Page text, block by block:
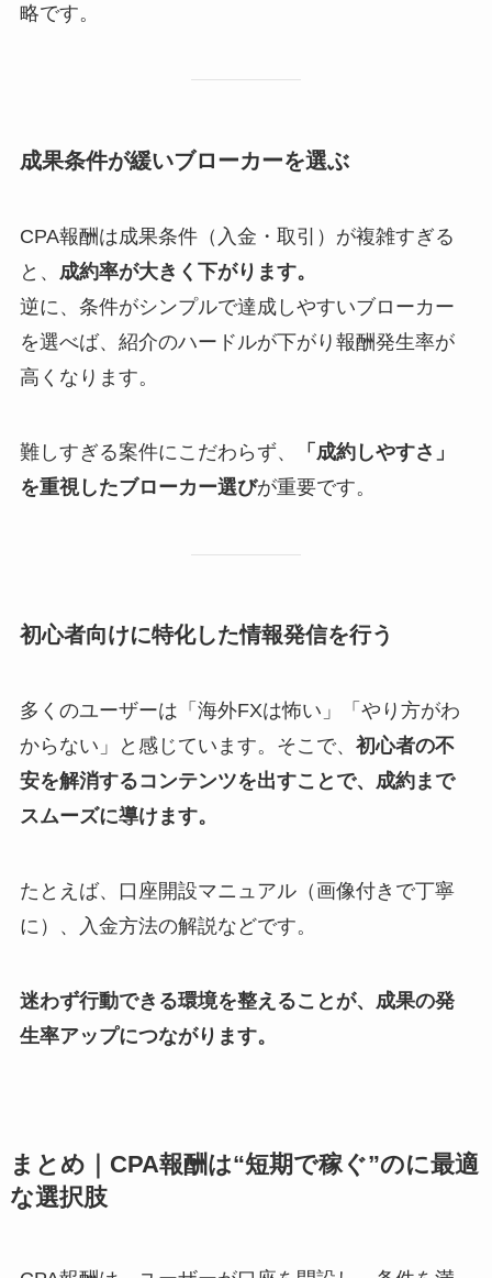
略です。
成果条件が緩いブローカーを選ぶ
CPA報酬は成果条件（入金・取引）が複雑すぎる
と、 成約率が大きく下がります。
逆に、条件がシンプルで達成しやすいブローカー
を選べば、紹介のハードルが下がり報酬発生率が
高くなります。
難しすぎる案件にこだわらず、
「成約しやすさ」
を重視したブローカー選びが重要です。
初心者向けに特化した情報発信を行う
多くのユーザーは「海外FXは怖い」「やり方がわ
からない」と感じています。そこで、 初心者の不
安を解消するコンテンツを出すことで、成約まで
スムーズに導けます。
たとえば、口座開設マニュアル（画像付きで丁寧
に）、入金方法の解説などです。
迷わず行動できる環境を整えることが、成果の発
生率アップにつながります。
まとめ｜CPA報酬は“短期で稼ぐ”のに最適
な選択肢